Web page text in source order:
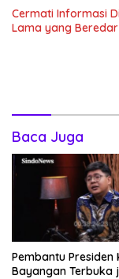
Cermati Informasi
Lama yang
Baca Juga
Pembantu Presiden
Bayangan Terbuka